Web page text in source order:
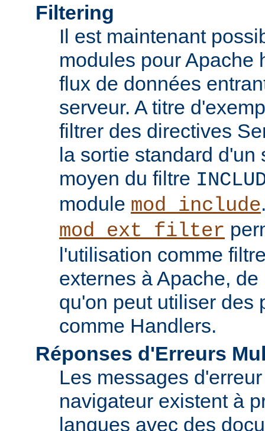
Filtering
Il est maintenant
modules pour Apache
flux de données
serveur. A titre
filtrer des directives
la sortie standard d'un
moyen du filtre
module mod_include
mod_ext_filter
l'utilisation comme
externes à Apache,
qu'on peut utiliser des
comme Handlers.
Réponses d'Erreurs
Les messages
navigateur existent à
langues avec des